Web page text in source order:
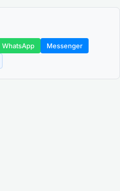
WhatsApp
Messenger